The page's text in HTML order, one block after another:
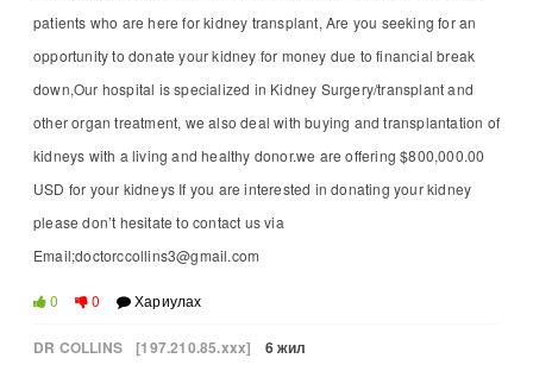
patients who are here for kidney transplant, Are you seeking for an
opportunity to donate your kidney for money due to financial break
down,Our hospital is specialized in Kidney Surgery/transplant and
other organ treatment, we also deal with buying and transplantation of
kidneys with a living and healthy donor.we are offering $800,000.00
USD for your kidneys If you are interested in donating your kidney
please don’t hesitate to contact us via
Email;doctorccollins3@gmail.com
0 0 Хариулах
DR COLLINS [197.210.85.xxx] 6 жил